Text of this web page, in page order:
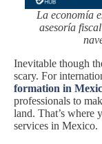
La economía
asesoría
Inevitable though
scary. For
formation in
professionals to
land. That’s where
services in Mexico.